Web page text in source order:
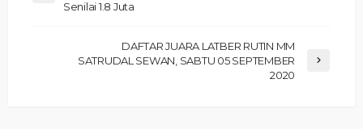
Senilai 1.8 Juta
DAFTAR JUARA LATBER RUTIN MM
SATRUDAL SEWAN, SABTU 05 SEPTEMBER
2020